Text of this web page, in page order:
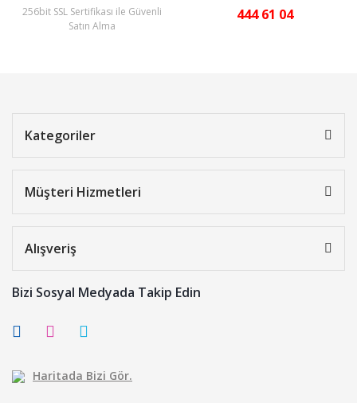
256bit SSL Sertifikası ile Güvenli
Satın Alma
444 61 04
Kategoriler
Müşteri Hizmetleri
Alışveriş
Bizi Sosyal Medyada Takip Edin
Haritada Bizi Gör.